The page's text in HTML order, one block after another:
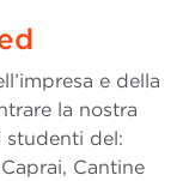
e della
la nostra
del:
Cantine